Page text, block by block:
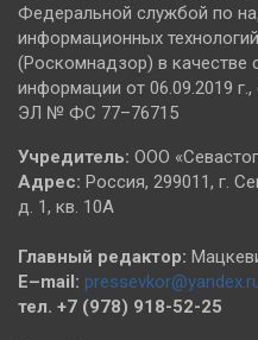
Федеральной службой по
информационных
(Роскомнадзор) в качестве
информации от 06.09.2019
ЭЛ № ФС 77–76715
Учредитель: ООО
Адрес: Россия, 299011, г.
д. 1, кв. 10А
Главный редактор:
E–mail:
тел. +7 (978) 918-52-25